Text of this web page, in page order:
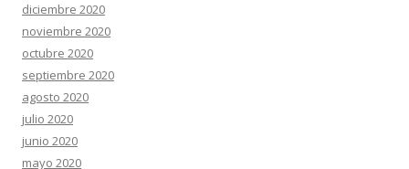
diciembre 2020
noviembre 2020
octubre 2020
septiembre 2020
agosto 2020
julio 2020
junio 2020
mayo 2020